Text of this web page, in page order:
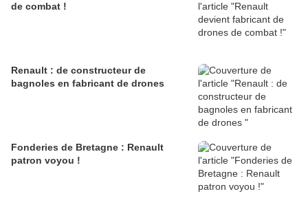
de combat !
Renault : de constructeur de
bagnoles en fabricant de drones
Fonderies de Bretagne : Renault
patron voyou !